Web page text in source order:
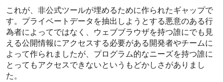
これが、非公式ツールが埋めるために作られたギャップで
す。プライベートデータを抽出しようとする悪意のある行
為者によってではなく、ウェブブラウザを持つ誰にでも見
える公開情報にアクセスする必要がある開発者やチームに
よって作られましたが、プログラム的なニーズを持つ誰に
とってもアクセスできないというもどかしさがありまし
た。